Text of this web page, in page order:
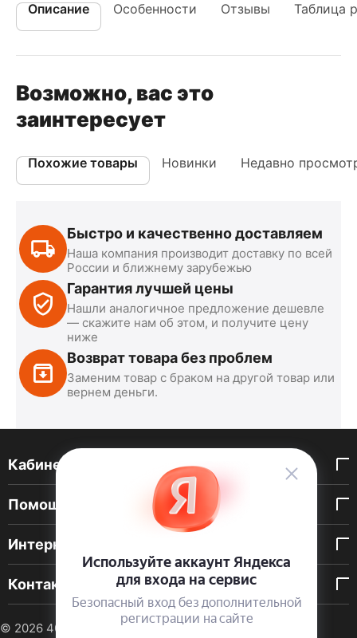
Описание Особенности Отзывы Таблица
Возможно, вас это
заинтересует
Похожие товары Новинки Недавно
Быстро и качественно доставляем
Наша компания производит доставку по всей
России и ближнему зарубежью
Гарантия лучшей цены
Нашли аналогичное предложение дешевле
— скажите нам об этом, и получите цену
ниже
Возврат товара без проблем
Заменим товар с браком на другой товар или
вернем деньги.
Кабинет покупателя
Помощь покупателю
Интернет-магазин
Контакты
© 2026 40 DEN. Интернет-магазин